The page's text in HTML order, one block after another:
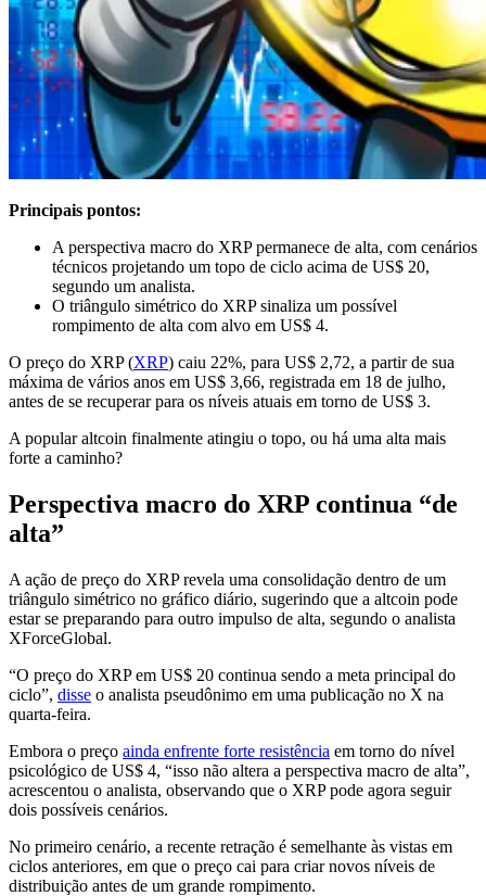
Principais pontos:
A perspectiva macro do XRP permanece de alta, com cenários
técnicos projetando um topo de ciclo acima de US$ 20,
segundo um analista.
O triângulo simétrico do XRP sinaliza um possível
rompimento de alta com alvo em US$ 4.
O preço do XRP (XRP) caiu 22%, para US$ 2,72, a partir de sua
máxima de vários anos em US$ 3,66, registrada em 18 de julho,
antes de se recuperar para os níveis atuais em torno de US$ 3.
A popular altcoin finalmente atingiu o topo, ou há uma alta mais
forte a caminho?
Perspectiva macro do XRP continua “de
alta”
A ação de preço do XRP revela uma consolidação dentro de um
triângulo simétrico no gráfico diário, sugerindo que a altcoin pode
estar se preparando para outro impulso de alta, segundo o analista
XForceGlobal.
“O preço do XRP em US$ 20 continua sendo a meta principal do
ciclo”, disse o analista pseudônimo em uma publicação no X na
quarta-feira.
Embora o preço ainda enfrente forte resistência em torno do nível
psicológico de US$ 4, “isso não altera a perspectiva macro de alta”,
acrescentou o analista, observando que o XRP pode agora seguir
dois possíveis cenários.
No primeiro cenário, a recente retração é semelhante às vistas em
ciclos anteriores, em que o preço cai para criar novos níveis de
distribuição antes de um grande rompimento.